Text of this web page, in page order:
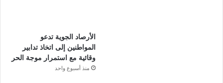
الأرصاد الجوية تدعو
المواطنين إلى اتخاذ تدابير
وقائية مع استمرار موجة الحر
منذ أسبوع واحد